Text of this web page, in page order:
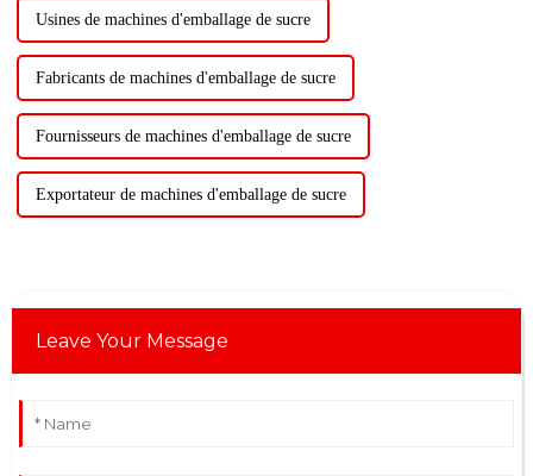
Usines de machines d'emballage de sucre
Fabricants de machines d'emballage de sucre
Fournisseurs de machines d'emballage de sucre
Exportateur de machines d'emballage de sucre
Leave Your Message